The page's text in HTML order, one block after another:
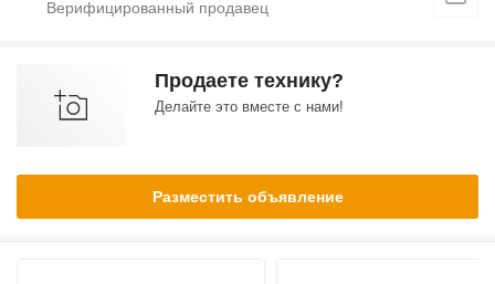
Продаете технику?
Делайте это вместе с нами!
Разместить объявление